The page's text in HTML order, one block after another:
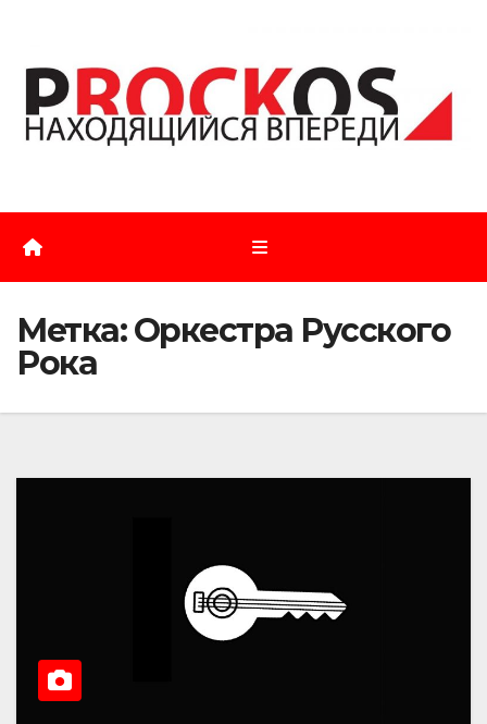
содержимому
Метка:Оркестра Русского
Рока